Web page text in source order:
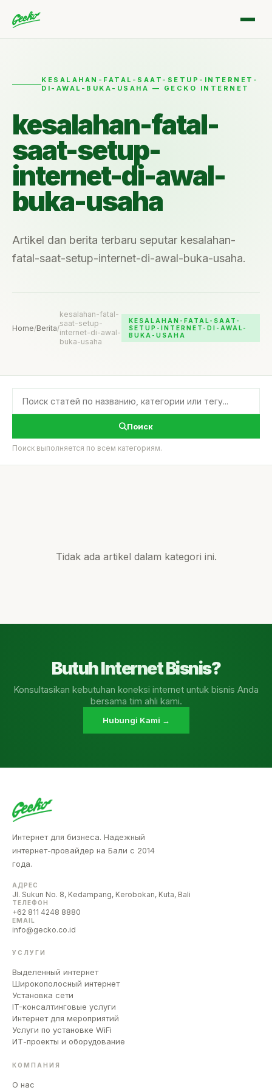
KESALAHAN-FATAL-SAAT-SETUP-INTERNET-
DI-AWAL-BUKA-USAHA — GECKO INTERNET
kesalahan-fatal-
saat-setup-
internet-di-awal-
buka-usaha
Artikel dan berita terbaru seputar kesalahan-
fatal-saat-setup-internet-di-awal-buka-usaha.
Home/Berita/
kesalahan-fatal-
saat-setup-
internet-di-awal-
buka-usaha
KESALAHAN-FATAL-SAAT-
SETUP-INTERNET-DI-AWAL-
BUKA-USAHA
Поиск
Поиск выполняется по всем категориям.
Tidak ada artikel dalam kategori ini.
Butuh Internet Bisnis?
Konsultasikan kebutuhan koneksi internet untuk bisnis Anda
bersama tim ahli kami.
Hubungi Kami →
Интернет для бизнеса. Надежный
интернет-провайдер на Бали с 2014
года.
АДРЕС
Jl. Sukun No. 8, Kedampang, Kerobokan, Kuta, Bali
ТЕЛЕФОН
+62 811 4248 8880
EMAIL
info@gecko.co.id
УСЛУГИ
Выделенный интернет
Широкополосный интернет
Установка сети
IT-консалтинговые услуги
Интернет для мероприятий
Услуги по установке WiFi
ИТ-проекты и оборудование
КОМПАНИЯ
О нас